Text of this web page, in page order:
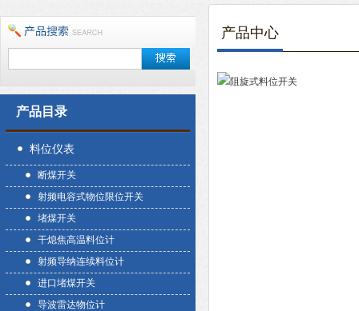
产品目录
料位仪表
断煤开关
射频电容式物位限位开关
堵煤开关
干熄焦高温料位计
射频导纳连续料位计
进口堵煤开关
导波雷达物位计
产品中心